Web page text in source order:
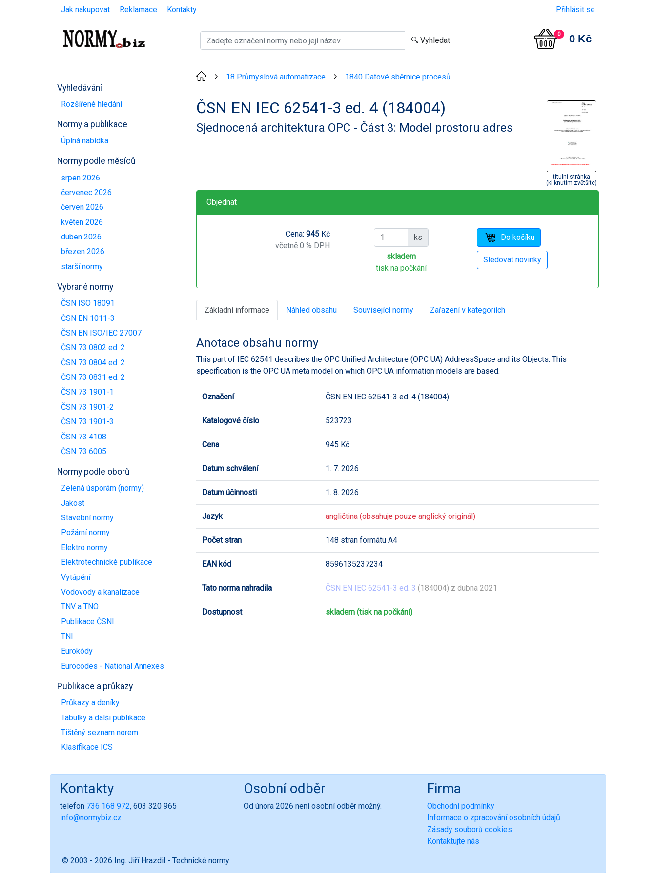
Jak nakupovat Reklamace Kontakty Přihlásit se
0 0 Kč
Vyhledávání
Rozšířené hledání
Normy a publikace
Úplná nabídka
Normy podle měsíců
srpen 2026
červenec 2026
červen 2026
květen 2026
duben 2026
březen 2026
starší normy
Vybrané normy
ČSN ISO 18091
ČSN EN 1011-3
ČSN EN ISO/IEC 27007
ČSN 73 0802 ed. 2
ČSN 73 0804 ed. 2
ČSN 73 0831 ed. 2
ČSN 73 1901-1
ČSN 73 1901-2
ČSN 73 1901-3
ČSN 73 4108
ČSN 73 6005
Normy podle oborů
Zelená úsporám (normy)
Jakost
Stavební normy
Požární normy
Elektro normy
Elektrotechnické publikace
Vytápění
Vodovody a kanalizace
TNV a TNO
Publikace ČSNI
TNI
Eurokódy
Eurocodes - National Annexes
Publikace a průkazy
Průkazy a deníky
Tabulky a další publikace
Tištěný seznam norem
Klasifikace ICS
18 Průmyslová automatizace 1840 Datové sběrnice procesů
ČSN EN IEC 62541-3 ed. 4 (184004)
Sjednocená architektura OPC - Část 3: Model prostoru adres
titulní stránka
(kliknutím zvětšíte)
Objednat
Cena: 945Kč
včetně 0 % DPH
ks
skladem
tisk na počkání
Základní informace Náhled obsahu Související normy Zařazení v kategoriích
Anotace obsahu normy
This part of IEC 62541 describes the OPC Unified Architecture (OPC UA) AddressSpace and its Objects. This
specification is the OPC UA meta model on which OPC UA information models are based.
Označení ČSN EN IEC 62541-3 ed. 4 (184004)
Katalogové číslo 523723
Cena 945 Kč
Datum schválení 1. 7. 2026
Datum účinnosti 1. 8. 2026
Jazyk angličtina (obsahuje pouze anglický originál)
Počet stran 148 stran formátu A4
EAN kód 8596135237234
Tato norma nahradila ČSN EN IEC 62541-3 ed. 3 (184004) z dubna 2021
Dostupnost skladem (tisk na počkání)
Kontakty
telefon 736 168 972, 603 320 965
info@normybiz.cz
Osobní odběr
Od února 2026 není osobní odběr možný.
Firma
Obchodní podmínky
Informace o zpracování osobních údajů
Zásady souborů cookies
Kontaktujte nás
© 2003 - 2026 Ing. Jiří Hrazdil - Technické normy